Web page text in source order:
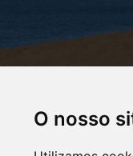
O nosso